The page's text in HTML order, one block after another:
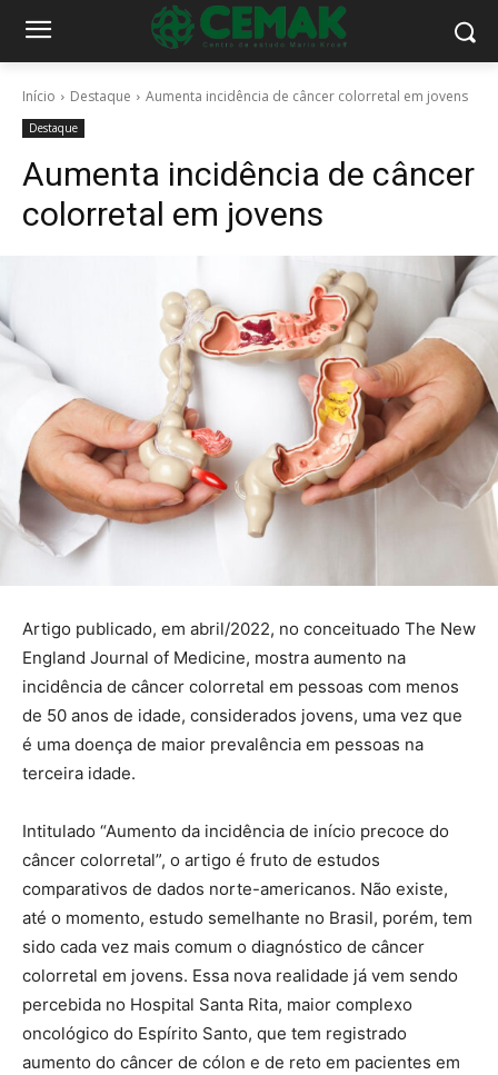
Início Destaque Aumenta incidência de câncer colorretal em jovens
Destaque
Aumenta incidência de câncer
colorretal em jovens
Artigo publicado, em abril/2022, no conceituado The New
England Journal of Medicine, mostra aumento na
incidência de câncer colorretal em pessoas com menos
de 50 anos de idade, considerados jovens, uma vez que
é uma doença de maior prevalência em pessoas na
terceira idade.
Intitulado “Aumento da incidência de início precoce do
câncer colorretal”, o artigo é fruto de estudos
comparativos de dados norte-americanos. Não existe,
até o momento, estudo semelhante no Brasil, porém, tem
sido cada vez mais comum o diagnóstico de câncer
colorretal em jovens. Essa nova realidade já vem sendo
percebida no Hospital Santa Rita, maior complexo
oncológico do Espírito Santo, que tem registrado
aumento do câncer de cólon e de reto em pacientes em